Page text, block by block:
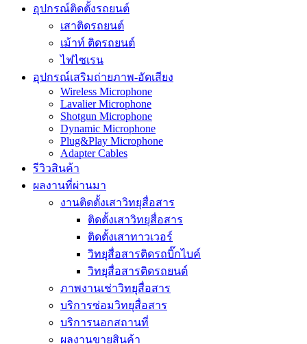
อุปกรณ์ติดตั้งรถยนต์
เสาติดรถยนต์
เม้าท์ ติดรถยนต์
ไฟไซเรน
อุปกรณ์เสริมถ่ายภาพ-อัดเสียง
Wireless Microphone
Lavalier Microphone
Shotgun Microphone
Dynamic Microphone
Plug&Play Microphone
Adapter Cables
รีวิวสินค้า
ผลงานที่ผ่านมา
งานติดตั้งเสาวิทยุสื่อสาร
ติดตั้งเสาวิทยุสื่อสาร
ติดตั้งเสาทาวเวอร์
วิทยุสื่อสารติดรถบิ๊กไบค์
วิทยุสื่อสารติดรถยนต์
ภาพงานเช่าวิทยุสื่อสาร
บริการซ่อมวิทยุสื่อสาร
บริการนอกสถานที่
ผลงานขายสินค้า